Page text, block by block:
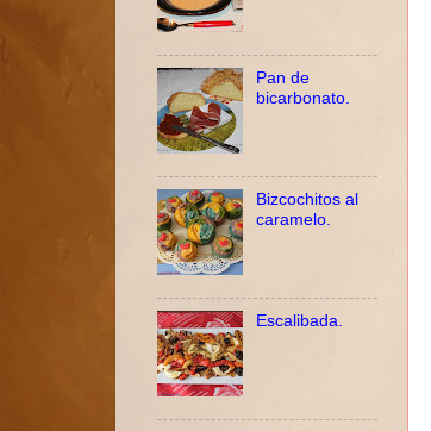
Pan de
bicarbonato.
Bizcochitos al
caramelo.
Escalibada.